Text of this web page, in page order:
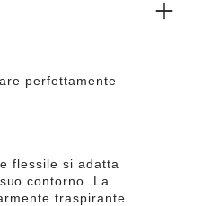
perfettamente
flessile si adatta
contorno. La
traspirante